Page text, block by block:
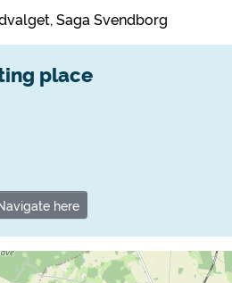
Saga Svendborg
place
here